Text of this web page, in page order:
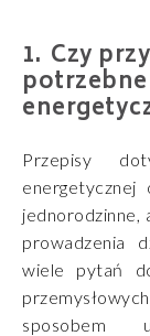
Czy
Przepisy
jednorodzinne,
prowadzenia
wiele pytań
sposobem